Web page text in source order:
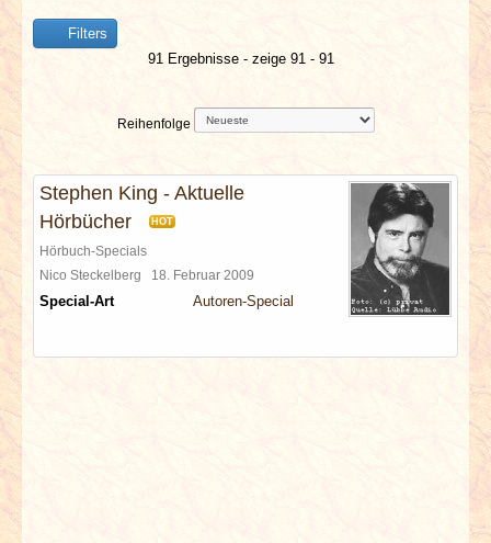
INTERVIEWS
SPECIALS
REDAKTION
LINKS
ARCHIV
Filters
91 Ergebnisse - zeige 91 - 91
Reihenfolge
Stephen King - Aktuelle
Hörbücher
HOT
Hörbuch-Specials
Nico Steckelberg 18. Februar 2009
Special-Art Autoren-Special